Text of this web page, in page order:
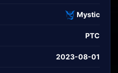
Mystic
PTC
2023-08-01